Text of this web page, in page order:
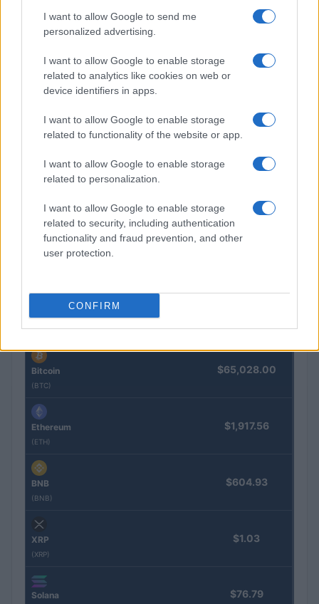
I want to allow Google to send me
personalized advertising.
I want to allow Google to enable storage
related to analytics like cookies on web or
device identifiers in apps.
I want to allow Google to enable storage
related to functionality of the website or app.
I want to allow Google to enable storage
related to personalization.
I want to allow Google to enable storage
related to security, including authentication
functionality and fraud prevention, and other
user protection.
CONFIRM
El Ibex 35 alcanza máximos históricos: ¿Qué está impulsando
esta subida?
Lucía Herrera · 10 Ago 2026
COTIZACIONES CRYPTO
Nombre Precio
Bitcoin
(BTC)
$65,028.00
Ethereum
(ETH)
$1,917.56
BNB
(BNB)
$604.93
XRP
(XRP)
$1.03
Solana $76.79